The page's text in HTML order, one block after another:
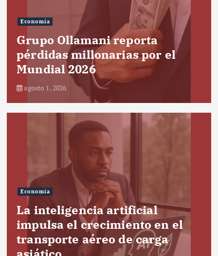
Economía
Grupo Ollamani reporta
pérdidas millonarias por el
Mundial 2026
agosto 1, 2026
Economía
La inteligencia artificial
impulsa el crecimiento en el
transporte aéreo de carga